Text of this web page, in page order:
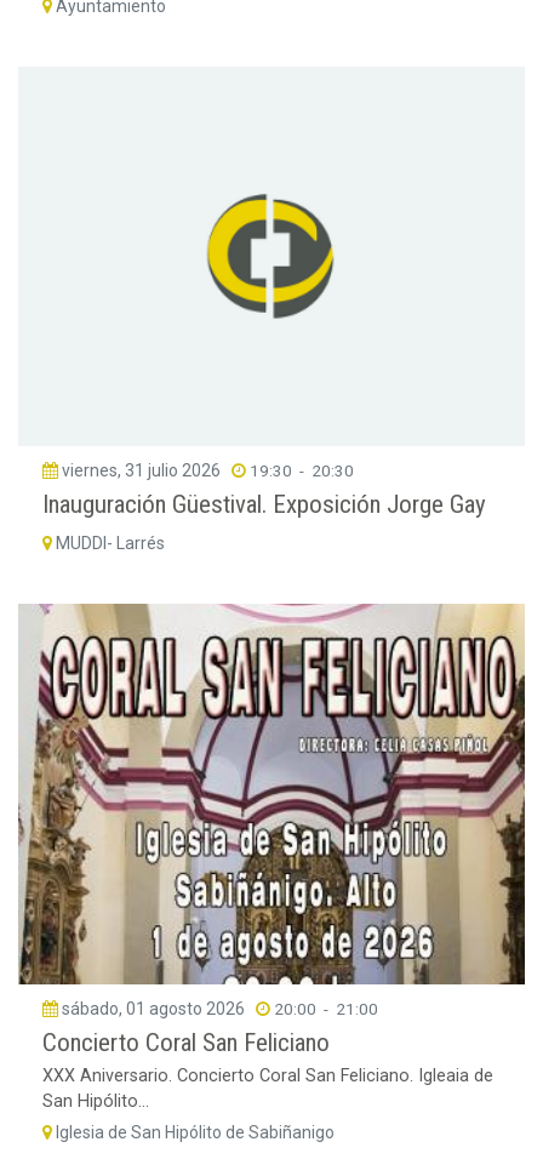
Ayuntamiento
viernes, 31 julio 2026 19:30 - 20:30
Inauguración Güestival. Exposición Jorge Gay
MUDDI- Larrés
sábado, 01 agosto 2026 20:00 - 21:00
Concierto Coral San Feliciano
XXX Aniversario. Concierto Coral San Feliciano. Igleaia de
San Hipólito...
Iglesia de San Hipólito de Sabiñanigo